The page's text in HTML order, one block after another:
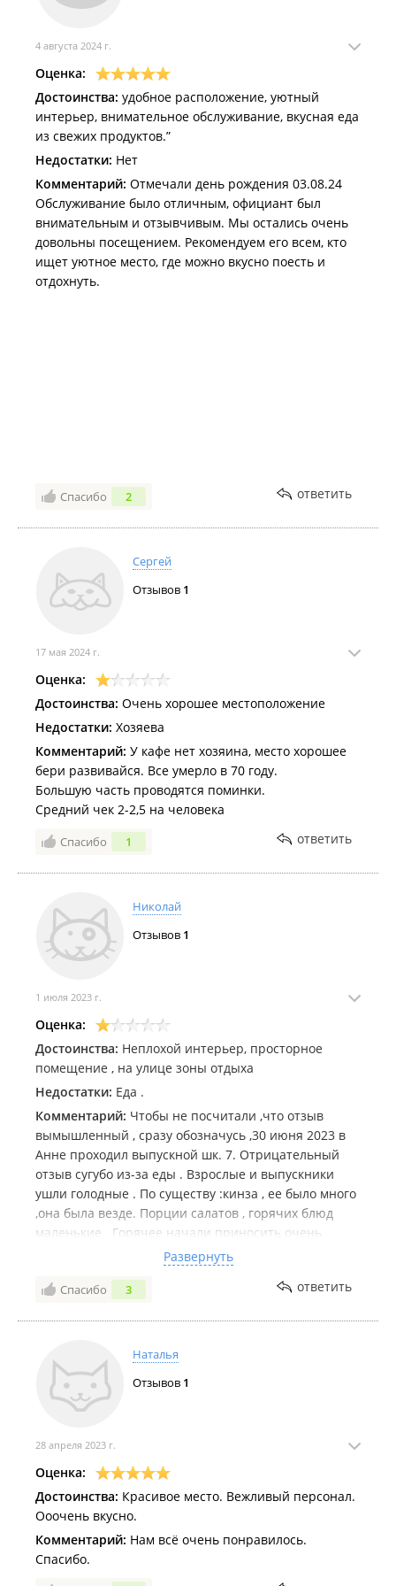
4 августа 2024 г.
Оценка:
Достоинства: удобное расположение, уютный
интерьер, внимательное обслуживание, вкусная еда
из свежих продуктов.”
Недостатки: Нет
Комментарий: Отмечали день рождения 03.08.24
Обслуживание было отличным, официант был
внимательным и отзывчивым. Мы остались очень
довольны посещением. Рекомендуем его всем, кто
ищет уютное место, где можно вкусно поесть и
отдохнуть.
Спасибо 2 ответить
Сергей
Отзывов 1
17 мая 2024 г.
Оценка:
Достоинства: Очень хорошее местоположение
Недостатки: Хозяева
Комментарий: У кафе нет хозяина, место хорошее
бери развивайся. Все умерло в 70 году.
Большую часть проводятся поминки.
Средний чек 2-2,5 на человека
Спасибо 1 ответить
Николай
Отзывов 1
1 июля 2023 г.
Оценка:
Достоинства: Неплохой интерьер, просторное
помещение , на улице зоны отдыха
Недостатки: Еда .
Комментарий: Чтобы не посчитали ,что отзыв
вымышленный , сразу обозначусь ,30 июня 2023 в
Анне проходил выпускной шк. 7. Отрицательный
отзыв сугубо из-за еды . Взрослые и выпускники
ушли голодные . По существу :кинза , ее было много
,она была везде. Порции салатов , горячих блюд
маленькие . Горячее начали приносить очень
поздно , после нескольких обращений родителей
.Мясо сухое , не вкусное . Хинкали и долма были
неплохие по вкусу . При цене взрослый
Развернуть
Спасибо 3 ответить
Наталья
Отзывов 1
28 апреля 2023 г.
Оценка:
Достоинства: Красивое место. Вежливый персонал.
Ооочень вкусно.
Комментарий: Нам всё очень понравилось.
Спасибо.